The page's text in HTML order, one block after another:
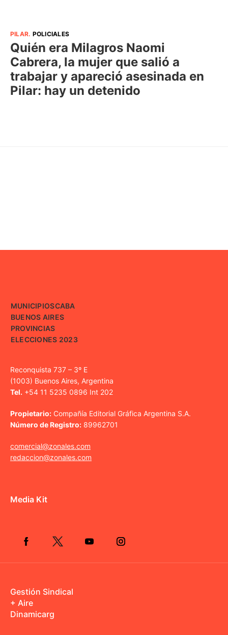
PILAR. POLICIALES
Quién era Milagros Naomi
Cabrera, la mujer que salió a
trabajar y apareció asesinada en
Pilar: hay un detenido
MUNICIPIOSCABA
BUENOS AIRES
PROVINCIAS
ELECCIONES 2023
Reconquista 737 – 3º E
(1003) Buenos Aires, Argentina
Tel. +54 11 5235 0896 Int 202
Propietario: Compañía Editorial Gráfica Argentina S.A.
Número de Registro: 89962701
comercial@zonales.com
redaccion@zonales.com
Media Kit
Gestión Sindical
+ Aire
Dinamicarg